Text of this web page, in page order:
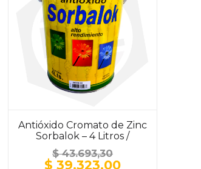
Cortafierro Chato
Biassoni 991802 – 250
mm x 35 mm
Antióxido Cromato de Zinc
Sorbalok – 4 Litros /
ALUMINIO
$43.693,30
El
$ 39.323,00El